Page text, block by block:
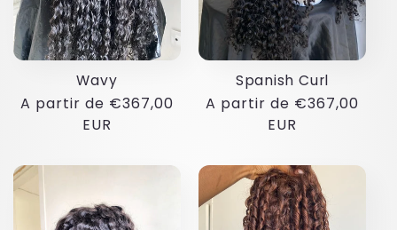
:
Wavy
Preço
A partir de €367,00
EUR
Spanish Curl
Preço
A partir de €367,00
EUR